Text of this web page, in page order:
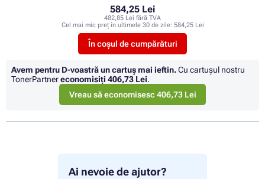
Ai nevoie de ajutor?
584,25 Lei
482,85 Lei fără TVA
Cel mai mic preț în ultimele 30 de zile: 584,25 Lei
În coșul de cumpărături
Avem pentru D-voastră un cartuș mai ieftin.Cu cartuşul nostru
TonerPartnereconomisiţi 406,73 Lei.
Vreau să economisesc 406,73 Lei